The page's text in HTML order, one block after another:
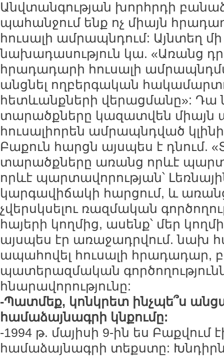
Անվտանգության խորհրդի
պահանջում ենք ոչ միայն
հուսալի ամրապնդում: Այնտեղ
նախադասություն կա. «Առանց
հրադադարի հուսալի
անցնել ողբերգական
հետևանքների վերացմանը»: Դա
տարածքները կազատվեն միայն
հուսալիորեն ամրապնդված
Բաքուն հարցն այսպես է դնում.
տարածքները առանց որևէ
որևէ պարտավորության՝
կարգավիճակի հարցում, և
չվերսկսելու ռազմական
հայերի կողմից, ասենք՝ մեր
այսպես էր առաջադրվում. նախ
ապահովել հուսալի հրադադար,
պատերազմական
հնարավորությունը:
-Պատմեք, կոնկրետ ինչպե՞ս
համաձայնագրի կնքումը:
-1994 թ. մայիսի 9-ին ես
համաձայնագրի տեքստը: Խնդիրն